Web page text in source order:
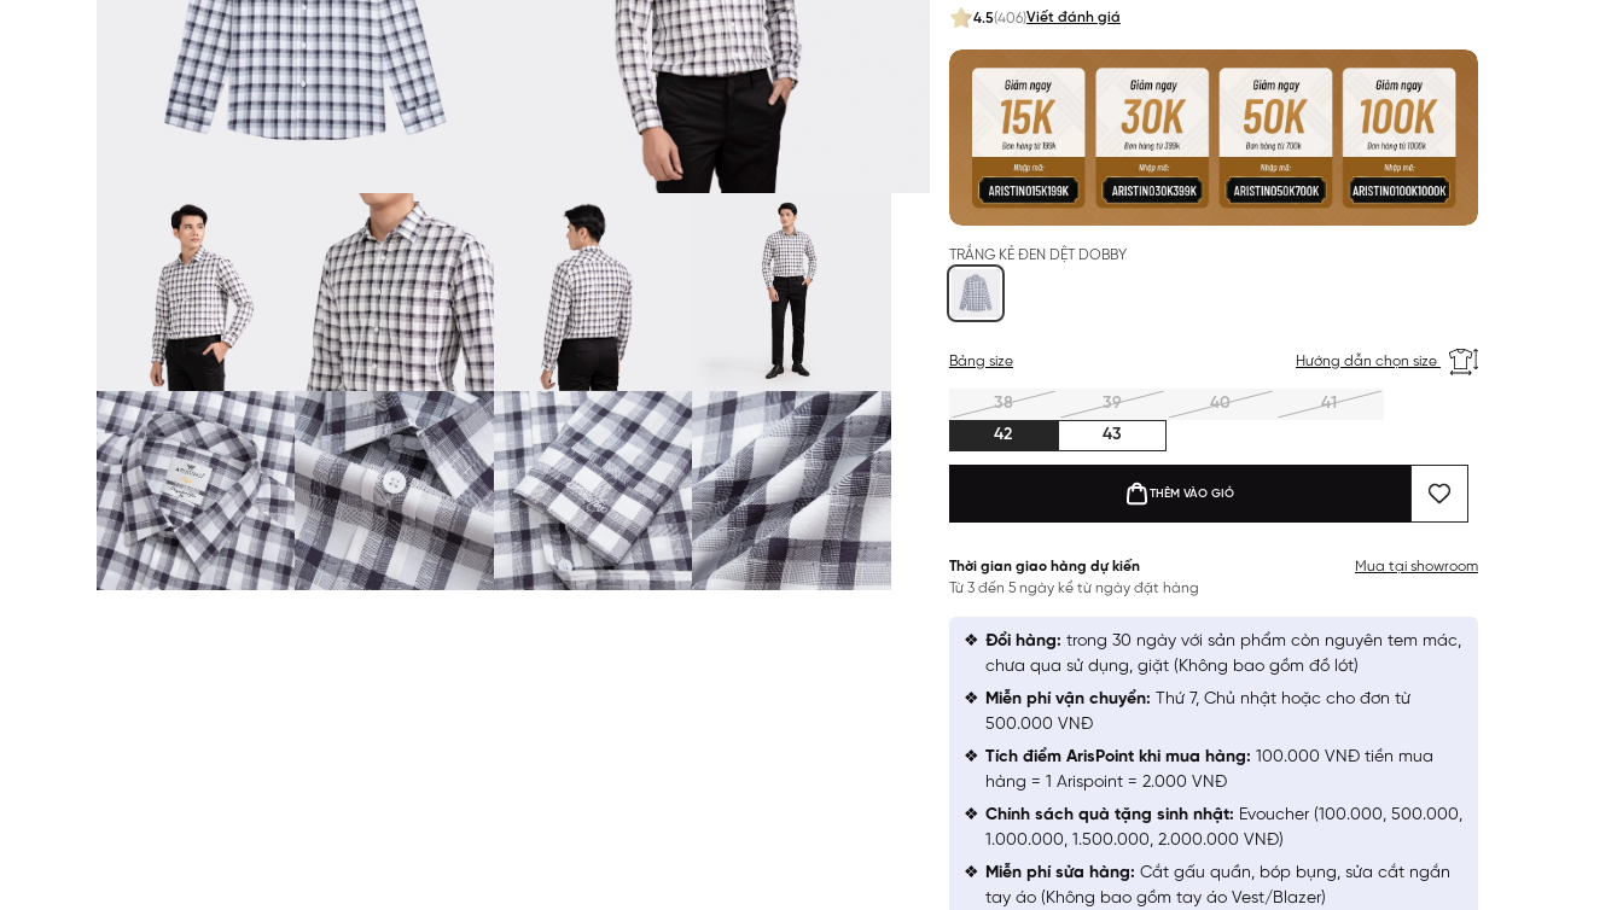
4.5(406)Viết đánh giá
TRẮNG KẺ ĐEN DỆT DOBBY
Bảng size Hướng dẫn chọn size
38 39 40
41
42
43
THÊM VÀO GIỎ
Thời gian giao hàng dự kiến
Từ 3 đến 5 ngày kể từ ngày đặt hàng
Mua tại showroom
Đổi hàng: trong 30 ngày với sản phẩm còn nguyên tem mác,
chưa qua sử dụng, giặt (Không bao gồm đồ lót)
Miễn phí vận chuyển: Thứ 7, Chủ nhật hoặc cho đơn từ
500.000 VNĐ
Tích điểm ArisPoint khi mua hàng: 100.000 VNĐ tiền mua
hàng = 1 Arispoint = 2.000 VNĐ
Chính sách quà tặng sinh nhật: Evoucher (100.000, 500.000,
1.000.000, 1.500.000, 2.000.000 VNĐ)
Miễn phí sửa hàng: Cắt gấu quần, bóp bụng, sửa cắt ngắn
tay áo (Không bao gồm tay áo Vest/Blazer)